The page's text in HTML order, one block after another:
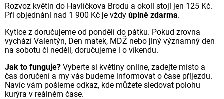
Rozvoz květin do Havlíčkova Brodu a okolí stojí jen 125 Kč.
Při objednání nad 1 900 Kč je vždy úplně zdarma.
Kytice z doručujeme od pondělí do pátku. Pokud zrovna
vychází Valentýn, Den matek, MDŽ nebo jiný významný den
na sobotu či neděli, doručujeme i o víkendu.
Jak to funguje? Vyberte si květiny online, zadejte místo a
čas doručení a my vás budeme informovat o čase příjezdu.
Navíc vám pošleme odkaz, kde můžete sledovat polohu
kurýra v reálném čase.